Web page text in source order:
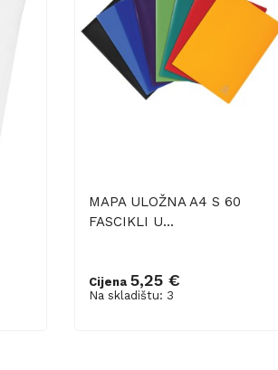
MAPA ULOŽNA A4 S 60
FASCIKLI U...
Cijena 5,25 €
Na skladištu: 3
Dodaj u košaricu